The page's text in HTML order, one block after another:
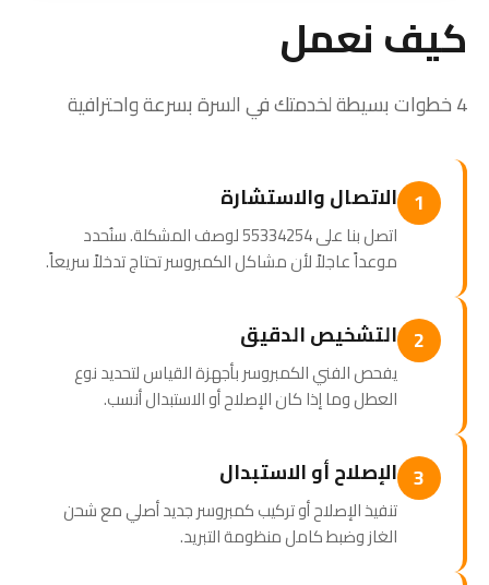
كيف نعمل
4 خطوات بسيطة لخدمتك في السرة بسرعة واحترافية
1 الاتصال والاستشارة
اتصل بنا على 55334254 لوصف المشكلة. سنُحدد
موعداً عاجلاً لأن مشاكل الكمبروسر تحتاج تدخلاً سريعاً.
2 التشخيص الدقيق
يفحص الفني الكمبروسر بأجهزة القياس لتحديد نوع
العطل وما إذا كان الإصلاح أو الاستبدال أنسب.
3 الإصلاح أو الاستبدال
تنفيذ الإصلاح أو تركيب كمبروسر جديد أصلي مع شحن
الغاز وضبط كامل منظومة التبريد.